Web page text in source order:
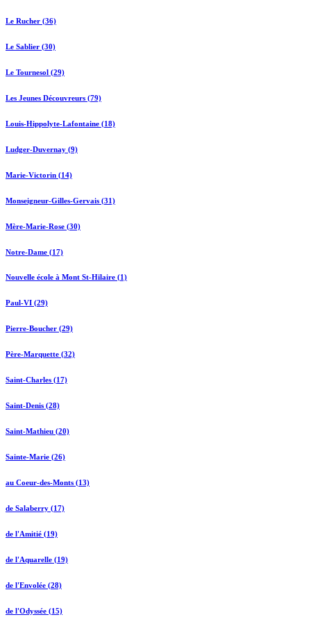
Le Rucher (36)
Le Sablier (30)
Le Tournesol (29)
Les Jeunes Découvreurs (79)
Louis-Hippolyte-Lafontaine (18)
Ludger-Duvernay (9)
Marie-Victorin (14)
Monseigneur-Gilles-Gervais (31)
Mère-Marie-Rose (30)
Notre-Dame (17)
Nouvelle école à Mont St-Hilaire (1)
Paul-VI (29)
Pierre-Boucher (29)
Père-Marquette (32)
Saint-Charles (17)
Saint-Denis (28)
Saint-Mathieu (20)
Sainte-Marie (26)
au Coeur-des-Monts (13)
de Salaberry (17)
de l'Amitié (19)
de l'Aquarelle (19)
de l'Envolée (28)
de l'Odyssée (15)